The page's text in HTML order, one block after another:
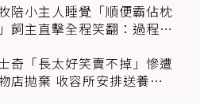
陪小主人睡覺「順便霸佔枕
飼主直擊全程笑翻：過程絲
奇「長太好笑賣不掉」慘遭
店拋棄 收容所安排送養活